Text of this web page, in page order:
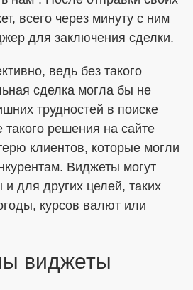
всего через минуту с ним
для заключения сделки.
ведь без такого
сделка могла бы не
трудностей в поиске
такого решения на сайте
клиентов, которые могли
Виджеты могут
для других целей, таких
курсов валют или
виджеты